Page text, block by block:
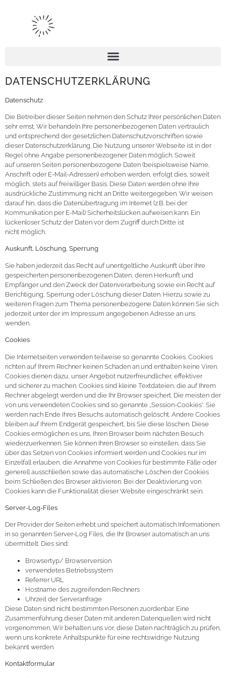
DATENSCHUTZERKLÄRUNG
Datenschutz
Die Betreiber dieser Seiten nehmen den Schutz Ihrer persönlichen Daten
sehr ernst. Wir behandeln Ihre personenbezogenen Daten vertraulich
und entsprechend der gesetzlichen Datenschutzvorschriften sowie
dieser Datenschutzerklärung. Die Nutzung unserer Webseite ist in der
Regel ohne Angabe personenbezogener Daten möglich. Soweit
auf unseren Seiten personenbezogene Daten (beispielsweise Name,
Anschrift oder E-Mail-Adressen) erhoben werden, erfolgt dies, soweit
möglich, stets auf freiwilliger Basis. Diese Daten werden ohne Ihre
ausdrückliche Zustimmung nicht an Dritte weitergegeben. Wir weisen
darauf hin, dass die Datenübertragung im Internet (z.B. bei der
Kommunikation per E-Mail) Sicherheitslücken aufweisen kann. Ein
lückenloser Schutz der Daten vor dem Zugriff durch Dritte ist
nicht möglich.
Auskunft, Löschung, Sperrung
Sie haben jederzeit das Recht auf unentgeltliche Auskunft über Ihre
gespeicherten personenbezogenen Daten, deren Herkunft und
Empfänger und den Zweck der Datenverarbeitung sowie ein Recht auf
Berichtigung, Sperrung oder Löschung dieser Daten. Hierzu sowie zu
weiteren Fragen zum Thema personenbezogene Daten können Sie sich
jederzeit unter der im Impressum angegebenen Adresse an uns
wenden.
Cookies
Die Internetseiten verwenden teilweise so genannte Cookies. Cookies
richten auf Ihrem Rechner keinen Schaden an und enthalten keine Viren.
Cookies dienen dazu, unser Angebot nutzerfreundlicher, effektiver
und sicherer zu machen. Cookies sind kleine Textdateien, die auf Ihrem
Rechner abgelegt werden und die Ihr Browser speichert. Die meisten der
von uns verwendeten Cookies sind so genannte „Session-Cookies“. Sie
werden nach Ende Ihres Besuchs automatisch gelöscht. Andere Cookies
bleiben auf Ihrem Endgerät gespeichert, bis Sie diese löschen. Diese
Cookies ermöglichen es uns, Ihren Browser beim nächsten Besuch
wiederzuerkennen. Sie können Ihren Browser so einstellen, dass Sie
über das Setzen von Cookies informiert werden und Cookies nur im
Einzelfall erlauben, die Annahme von Cookies für bestimmte Fälle oder
generell ausschließen sowie das automatische Löschen der Cookies
beim Schließen des Browser aktivieren. Bei der Deaktivierung von
Cookies kann die Funktionalität dieser Website eingeschränkt sein.
Server-Log-Files
Der Provider der Seiten erhebt und speichert automatisch Informationen
in so genannten Server-Log Files, die Ihr Browser automatisch an uns
übermittelt. Dies sind:
Browsertyp/ Browserversion
verwendetes Betriebssystem
Referrer URL
Hostname des zugreifenden Rechners
Uhrzeit der Serveranfrage
Diese Daten sind nicht bestimmten Personen zuordenbar. Eine
Zusammenführung dieser Daten mit anderen Datenquellen wird nicht
vorgenommen. Wir behalten uns vor, diese Daten nachträglich zu prüfen,
wenn uns konkrete Anhaltspunkte für eine rechtswidrige Nutzung
bekannt werden.
Kontaktformular